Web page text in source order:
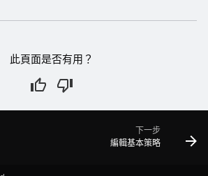
此頁面是否有用？
下一步
編輯基本策略